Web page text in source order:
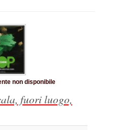
non disponibile
fuori luogo,